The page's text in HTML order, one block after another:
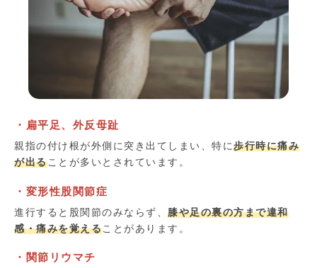
・扁平足、外反母趾
親指の付け根が外側に突き出てしまい、特に歩行時に痛み
が出ることが多いとされています。
・変形性股関節症
進行すると股関節のみならず、 膝や足の裏の方まで違和
感・痛みを覚えることがあります。
・関節リウマチ